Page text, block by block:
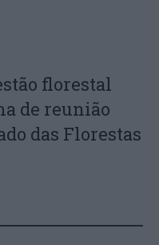
florestal
de reunião
das Florestas